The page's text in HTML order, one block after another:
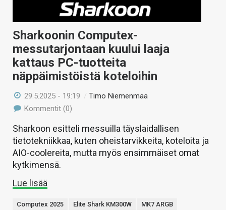
VAIHDA TEEMA
HAKU
Sharkoonin Computex-
messutarjontaan kuului laaja
kattaus PC-tuotteita
näppäimistöistä koteloihin
29.5.2025 - 19:19 /Timo Niemenmaa
Kommentit (0)
Sharkoon esitteli messuilla täyslaidallisen
tietotekniikkaa, kuten oheistarvikkeita, koteloita ja
AIO-coolereita, mutta myös ensimmäiset omat
kytkimensä.
Lue lisää
Computex 2025 Elite Shark KM300W
MK7 ARGB